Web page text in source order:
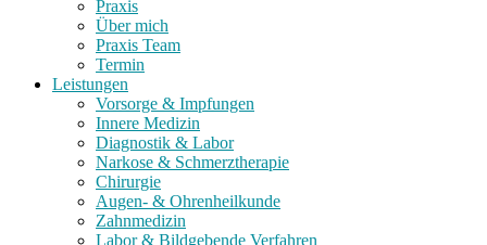
Praxis
Über mich
Praxis Team
Termin
Leistungen
Vorsorge & Impfungen
Innere Medizin
Diagnostik & Labor
Narkose & Schmerztherapie
Chirurgie
Augen- & Ohrenheilkunde
Zahnmedizin
Labor & Bildgebende Verfahren